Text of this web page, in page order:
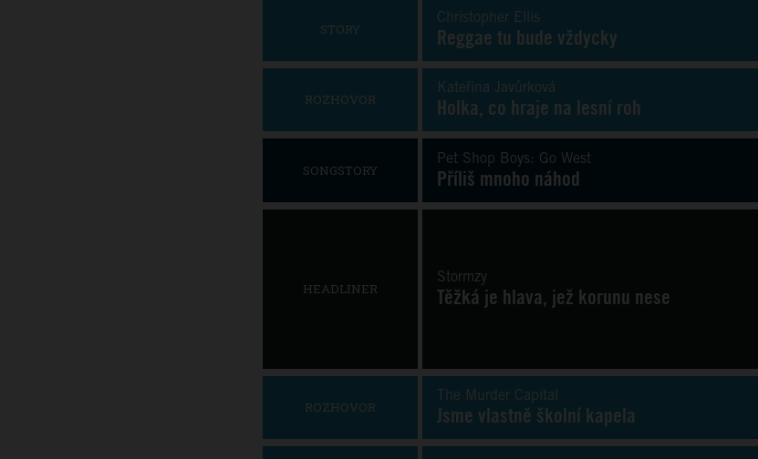
STORY
Christopher Ellis
Reggae tu bude vždycky
ROZHOVOR
Kateřina Javůrková
Holka, co hraje na lesní roh
SONGSTORY
Pet Shop Boys: Go West
Příliš mnoho náhod
HEADLINER
Stormzy
Těžká je hlava, jež korunu nese
ROZHOVOR
The Murder Capital
Jsme vlastně školní kapela